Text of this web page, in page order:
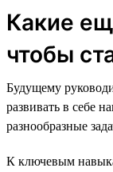
Какие
чтобы
Будущему
развивать в себе
разнообразные
К ключевым